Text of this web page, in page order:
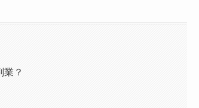
業？